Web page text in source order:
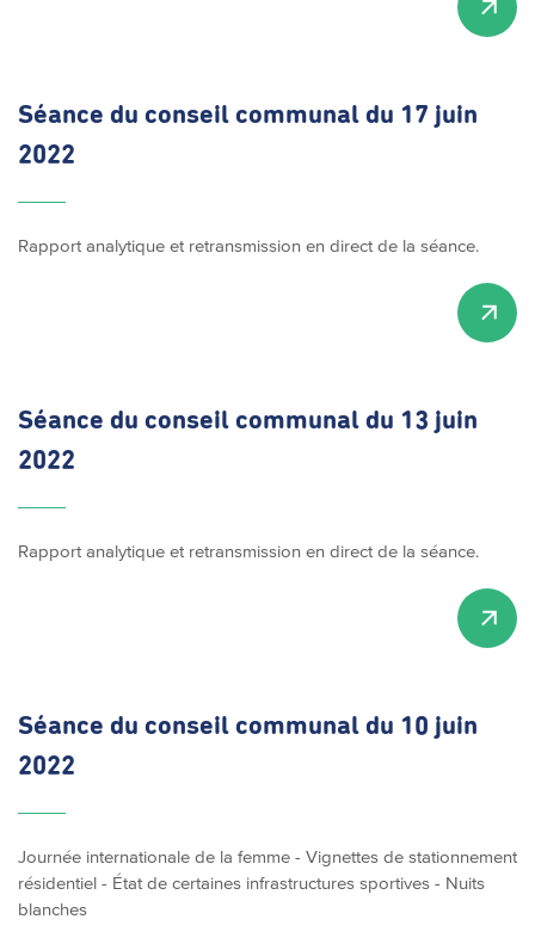
Séance du conseil communal du 17 juin
2022
Rapport analytique et retransmission en direct de la séance.
Séance du conseil communal du 13 juin
2022
Rapport analytique et retransmission en direct de la séance.
Séance du conseil communal du 10 juin
2022
Journée internationale de la femme - Vignettes de stationnement
résidentiel - État de certaines infrastructures sportives - Nuits
blanches